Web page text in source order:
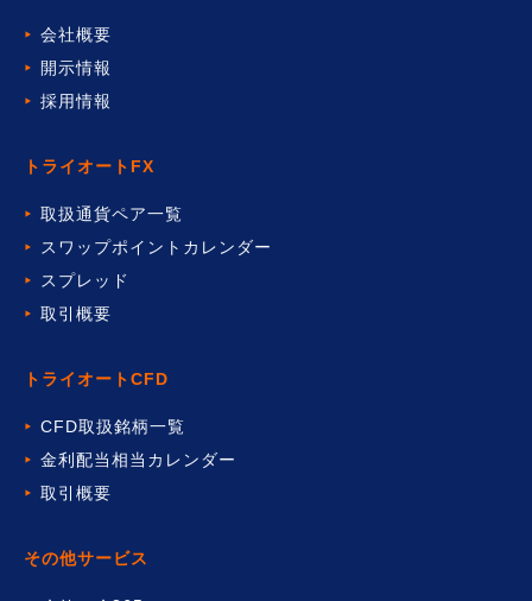
会社概要
開示情報
採用情報
その他サービス
トライオートFX
取扱通貨ペア一覧
スワップポイントカレンダー
スプレッド
取引概要
トライオートCFD
CFD取扱銘柄一覧
金利配当相当カレンダー
取引概要